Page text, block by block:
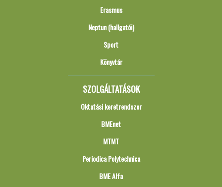
Erasmus
Neptun (hallgatói)
Sport
Könyvtár
SZOLGÁLTATÁSOK
Oktatási keretrendszer
BMEnet
MTMT
Periodica Polytechnica
BME Alfa